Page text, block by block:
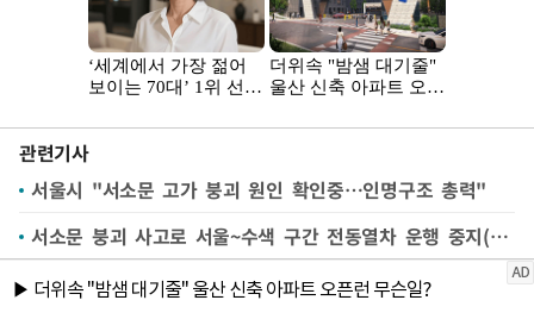
관련기사
서울시 "서소문 고가 붕괴 원인 확인중…인명구조 총력"
서소문 붕괴 사고로 서울~수색 구간 전동열차 운행 중지(종합)